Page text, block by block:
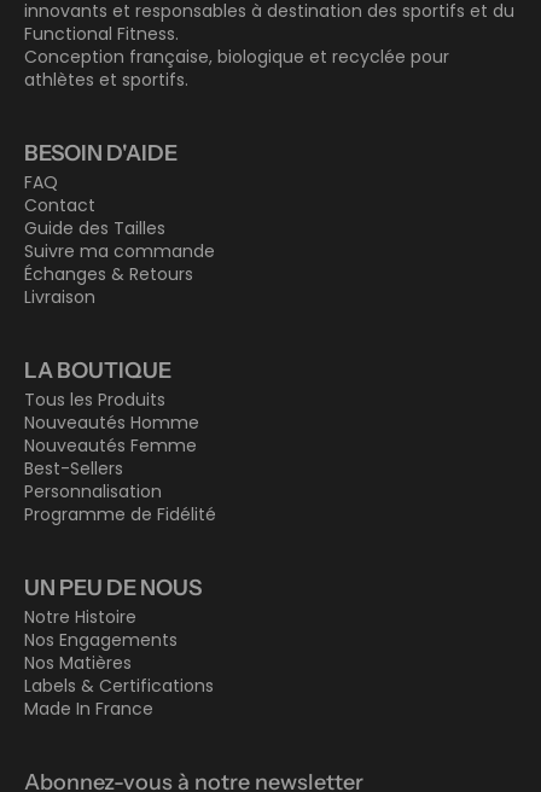
innovants et responsables à destination des sportifs et du
Functional Fitness.
Conception française, biologique et recyclée pour
athlètes et sportifs.
BESOIN D'AIDE
FAQ
Contact
Guide des Tailles
Suivre ma commande
Échanges & Retours
Livraison
LA BOUTIQUE
Tous les Produits
Nouveautés Homme
Nouveautés Femme
Best-Sellers
Personnalisation
Programme de Fidélité
UN PEU DE NOUS
Notre Histoire
Nos Engagements
Nos Matières
Labels & Certifications
Made In France
Abonnez-vous à notre newsletter